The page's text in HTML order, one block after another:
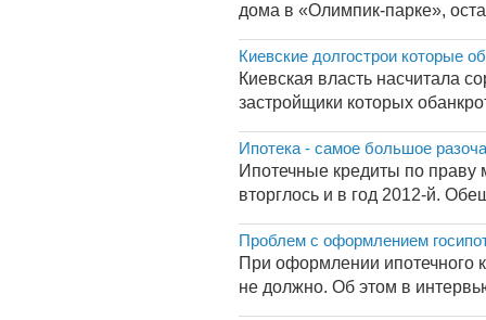
дома в «Олимпик-парке»,
Киевские долгострои которые
Киевская власть насчитала
застройщики которых
Ипотека - самое большое
Ипотечные кредиты по праву
вторглось и в год 2012-й.
Проблем с оформлением
При оформлении ипотечного
не должно. Об этом в